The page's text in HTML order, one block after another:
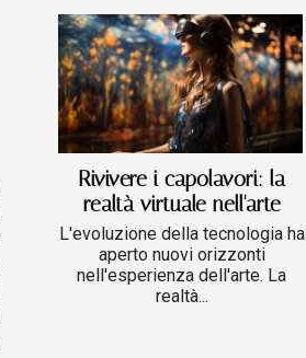
Rivivere i capolavori: la
realtà virtuale nell'arte
L'evoluzione della tecnologia ha
aperto nuovi orizzonti
nell'esperienza dell'arte. La
realtà...